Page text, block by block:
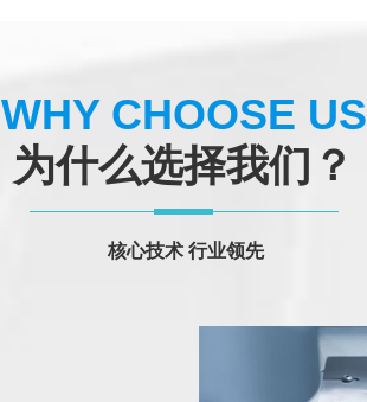
WHY CHOOSE US
为什么选择我们？
核心技术 行业领先